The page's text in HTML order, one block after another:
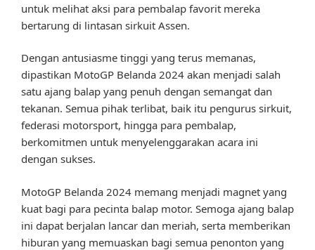
untuk melihat aksi para pembalap favorit mereka
bertarung di lintasan sirkuit Assen.
Dengan antusiasme tinggi yang terus memanas,
dipastikan MotoGP Belanda 2024 akan menjadi salah
satu ajang balap yang penuh dengan semangat dan
tekanan. Semua pihak terlibat, baik itu pengurus sirkuit,
federasi motorsport, hingga para pembalap,
berkomitmen untuk menyelenggarakan acara ini
dengan sukses.
MotoGP Belanda 2024 memang menjadi magnet yang
kuat bagi para pecinta balap motor. Semoga ajang balap
ini dapat berjalan lancar dan meriah, serta memberikan
hiburan yang memuaskan bagi semua penonton yang